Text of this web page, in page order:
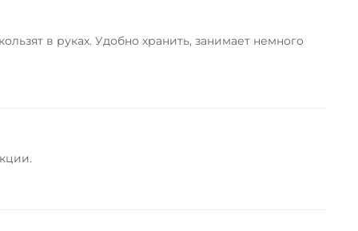
в руках. Удобно хранить, занимает немного